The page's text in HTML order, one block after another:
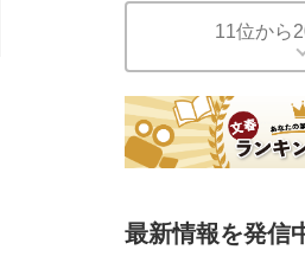
11位から
最新情報を発信